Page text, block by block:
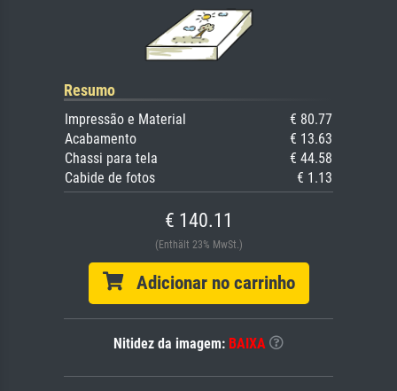
Resumo
Impressão e Material
€ 80.77
Acabamento
€ 13.63
Chassi para tela
€ 44.58
Cabide de fotos
€ 1.13
€ 140.11
(Enthält 23% MwSt.)
Adicionar no carrinho
Nitidez da imagem: BAIXA